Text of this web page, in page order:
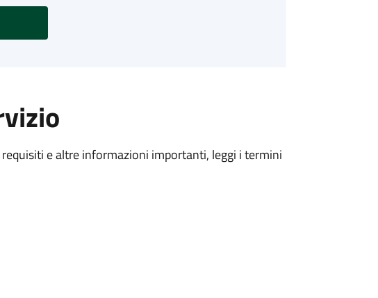
e altre informazioni importanti, leggi i termini